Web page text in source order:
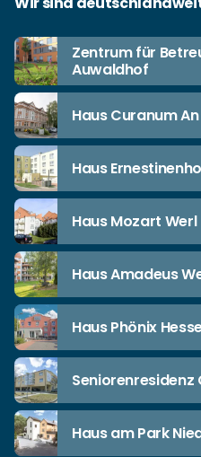
Zentrum für
Auwaldhof
Haus Curanum
Haus
Haus Mozart Werl
Haus Amadeus
Haus Phönix
Haus am Park